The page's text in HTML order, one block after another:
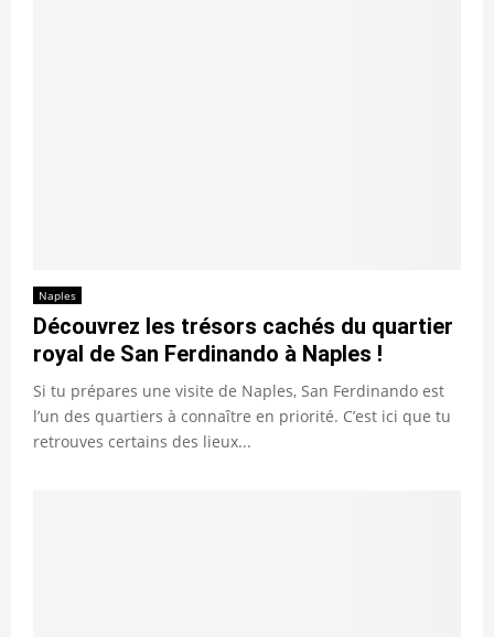
Naples
Découvrez les trésors cachés du quartier
royal de San Ferdinando à Naples !
Si tu prépares une visite de Naples, San Ferdinando est
l’un des quartiers à connaître en priorité. C’est ici que tu
retrouves certains des lieux...